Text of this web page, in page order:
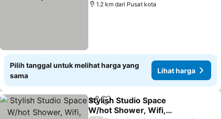
1.2 km dari Pusat kota
Pilih tanggal untuk melihat harga yang
sama
Lihat harga
BagikanTambahkan ke favorit
Stylish Studio Space
W/hot Shower, Wifi,